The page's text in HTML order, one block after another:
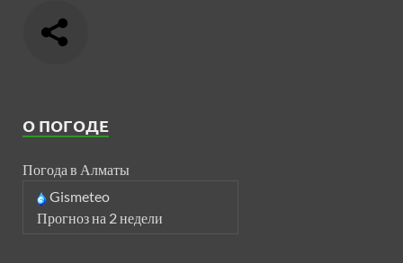
О ПОГОДЕ
Погода в Алматы
Gismeteo
Прогноз на 2 недели